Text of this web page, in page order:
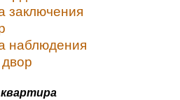
заключения
наблюдения